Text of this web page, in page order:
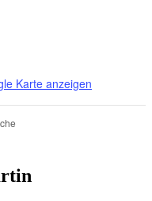
Karte anzeigen